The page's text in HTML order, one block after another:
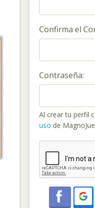
Confirma el
Contraseña:
Al crear tu perfil
uso de